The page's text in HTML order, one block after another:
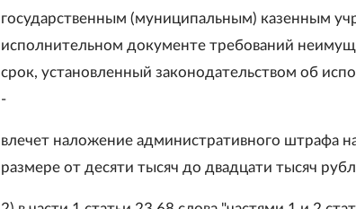
государственным (муниципальным) казенным
исполнительном документе требований
срок, установленный законодательством об
-
влечет наложение административного штрафа
размере от десяти тысяч до двадцати тысяч